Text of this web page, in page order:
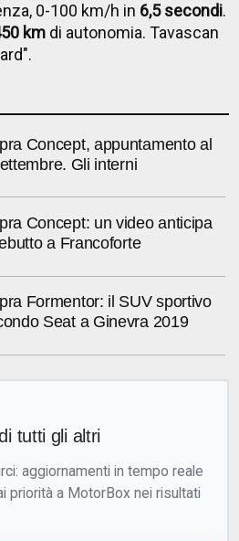
0-100 km/h in 6,5 secondi.
km di autonomia. Tavascan
Concept, appuntamento al
Gli interni
Concept: un video anticipa
a Francoforte
Formentor: il SUV sportivo
Seat a Ginevra 2019
tutti gli altri
aggiornamenti in tempo reale
priorità a MotorBox nei risultati